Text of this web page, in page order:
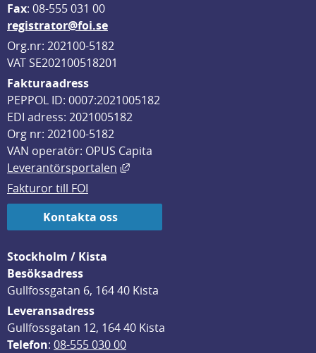
Fax: 08-555 031 00
registrator@foi.se
Org.nr: 202100-5182
VAT SE202100518201
Fakturaadress
PEPPOL ID: 0007:2021005182
EDI adress: 2021005182
Org nr: 202100-5182
VAN operatör: OPUS Capita
Leverantörsportalen
Länk till annan webbplats, öppnas
Fakturor till FOI
Kontakta oss
Stockholm / Kista
Besöksadress
Gullfossgatan 6, 164 40 Kista
Leveransadress
Gullfossgatan 12, 164 40 Kista
Telefon: 08-555 030 00